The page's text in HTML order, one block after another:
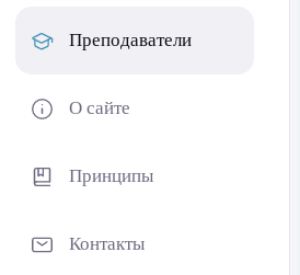
Преподаватели
О сайте
Принципы
Контакты